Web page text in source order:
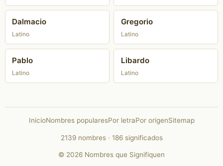
Dalmacio
Latino
Gregorio
Latino
Pablo
Latino
Libardo
Latino
InicioNombres popularesPor letraPor origenSitemap
2139 nombres · 186 significados
© 2026 Nombres que Signifiquen